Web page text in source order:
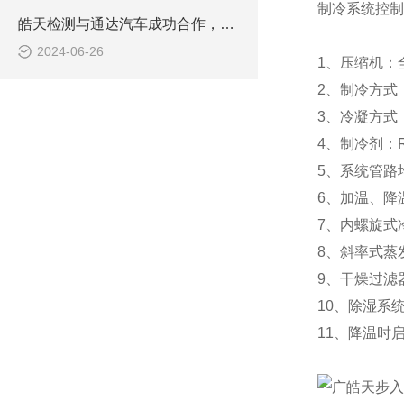
皓天检测与通达汽车成功合作，大型冷热温控试验箱助力汽车零部件质量提升
2024-06-26
制冷系统控制
1、压缩机：
2、制冷方式
3、冷凝方式
4、制冷剂：
5、系统管路
6、加温、降
7、内螺旋式
8、斜率式蒸
9、干燥过滤
10、除湿系
11、降温时